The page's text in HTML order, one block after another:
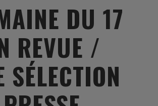
DU 17
REVUE /
SÉLECTION